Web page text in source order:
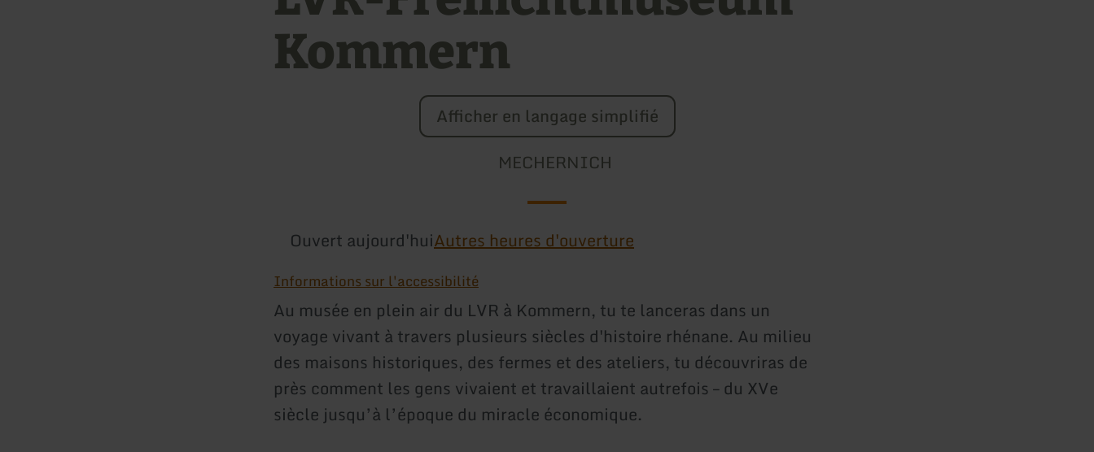
Kommern
Afficher en langage simplifié
MECHERNICH
Ouvert aujourd'huiAutres heures d'ouverture
Informations sur l'accessibilité
Au musée en plein air du LVR à Kommern, tu te lanceras dans un
voyage vivant à travers plusieurs siècles d'histoire rhénane. Au milieu
des maisons historiques, des fermes et des ateliers, tu découvriras de
près comment les gens vivaient et travaillaient autrefois – du XVe
siècle jusqu’à l’époque du miracle économique.